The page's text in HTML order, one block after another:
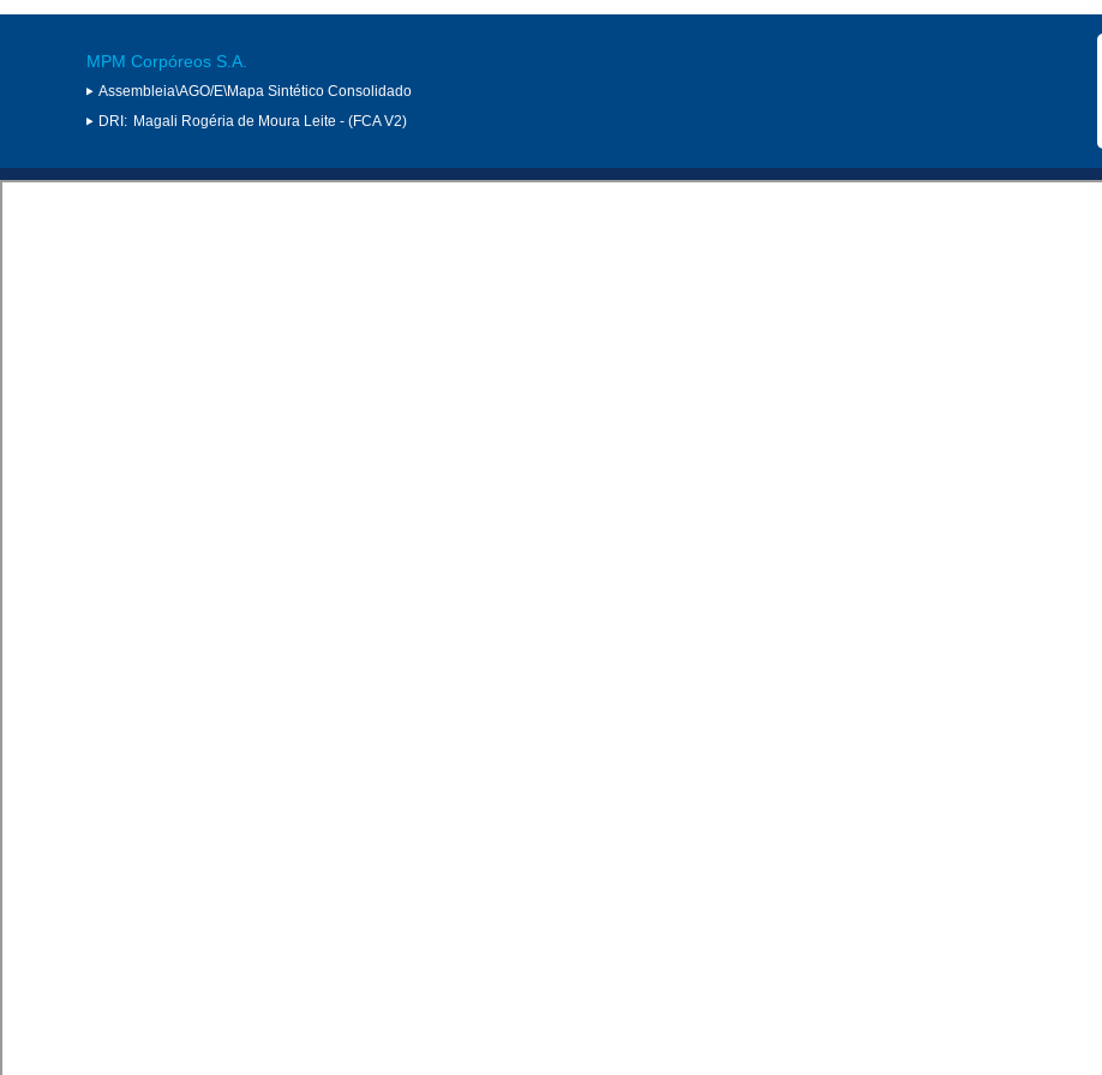
MPM Corpóreos S.A.
Assembleia\AGO/E\Mapa Sintético Consolidado
DRI: Magali Rogéria de Moura Leite - (FCA V2)